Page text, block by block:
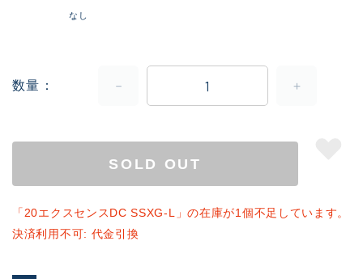
なし
数量
SOLD OUT
「20エクスセンスDC SSXG-L」の在庫が1個不足しています。
決済利用不可: 代金引換